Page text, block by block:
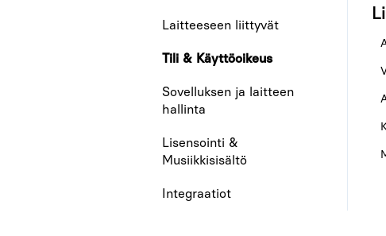
Laitteeseen liittyvät
Tili & Käyttöoikeus
Sovelluksen ja laitteen
hallinta
Lisensointi &
Musiikkisisältö
Integraatiot